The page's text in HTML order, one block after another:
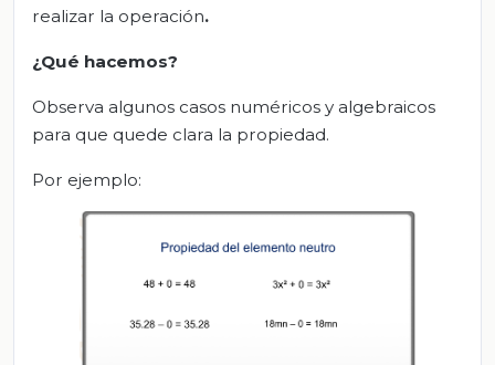
realizar la operación.
¿Qué hacemos?
Observa algunos casos numéricos y algebraicos
para que quede clara la propiedad.
Por ejemplo: